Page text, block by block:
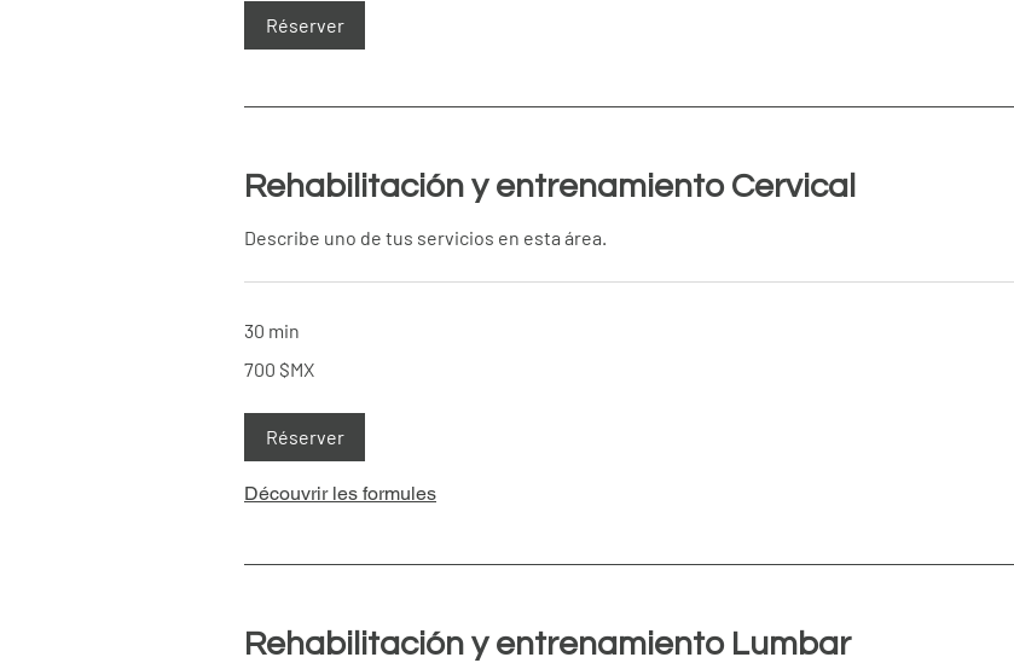
Réserver
Rehabilitación y entrenamiento Cervical
Describe uno de tus servicios en esta área.
30 min
pesos
700 $MX
Réserver
Découvrir les formules
Rehabilitación y entrenamiento Lumbar